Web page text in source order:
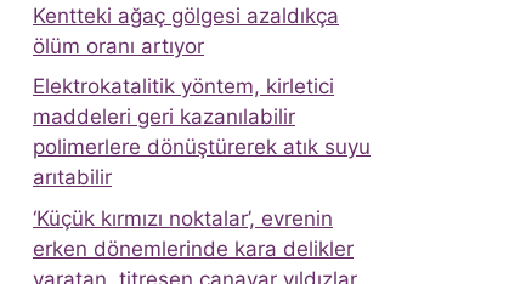
Kentteki ağaç gölgesi azaldıkça
ölüm oranı artıyor
Elektrokatalitik yöntem, kirletici
maddeleri geri kazanılabilir
polimerlere dönüştürerek atık suyu
arıtabilir
‘Küçük kırmızı noktalar’, evrenin
erken dönemlerinde kara delikler
yaratan, titreşen canavar yıldızlar